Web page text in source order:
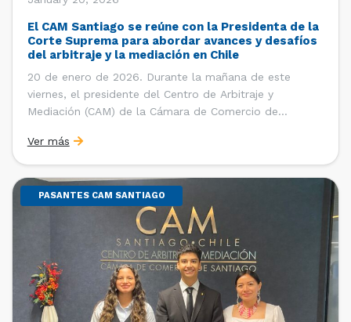
El CAM Santiago se reúne con la Presidenta de la
Corte Suprema para abordar avances y desafíos
del arbitraje y la mediación en Chile
20 de enero de 2026. Durante la mañana de este
viernes, el presidente del Centro de Arbitraje y
Mediación (CAM) de la Cámara de Comercio de
del CAM Santiago, Ximena Vial; y el gerente general de
la CCS, Carlos Soublette, sostuvieron un encuentro […]
Ver más
PASANTES CAM SANTIAGO